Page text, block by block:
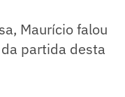
Maurício falou
partida desta